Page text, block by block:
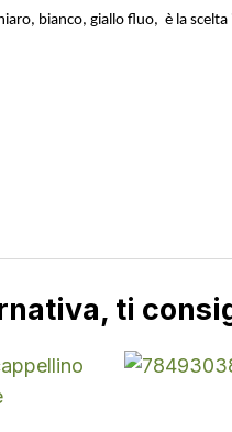
bianco, giallo fluo, è la
ti